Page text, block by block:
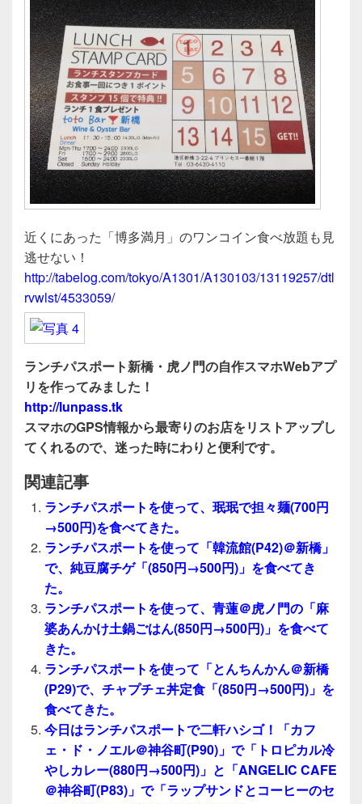
近くにあった「博多満月」のワンコイン食べ放題も見
逃せない！
http://tabelog.com/tokyo/A1301/A130103/13119257/dtl
rvwlst/4533059/
ランチパスポート新橋・虎ノ門の自作スマホWebアプ
リを作ってみました！
http://lunpass.tk
スマホのGPS情報から最寄りのお店をリストアップし
てくれるので、迷った時にわりと便利です。
関連記事
ランチパスポートを使って、珉珉で担々麺(700円
→500円)を食べてきた。
ランチパスポートを使って「韓流館(P42)＠新橋」
で、純豆腐チゲ「(850円→500円)」を食べてき
た。
ランチパスポートを使って、青蓮＠虎ノ門の「麻
婆あんかけ土鍋ごはん(850円→500円)」を食べて
きた。
ランチパスポートを使って「とんちんかん＠新橋
(P29)で、チャプチェ丼定食「(850円→500円)」を
食べてきた。
今日はランチパスポートで二軒ハシゴ！「カフ
ェ・ド・ノエル＠神谷町(P90)」で「トロピカル冷
やしカレー(880円→500円)」と「ANGELIC CAFE
＠神谷町(P83)」で「ラップサンドとコーヒーのセ